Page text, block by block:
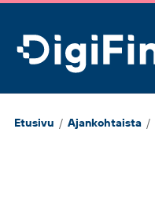
DigiFinland
Etusivu / Ajankohtaista /